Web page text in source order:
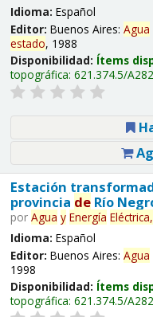
Idioma: Español
Editor: Buenos Aires: Agua
estado, 1988
Disponibilidad: Ítems
topográfica: 621.374.5/
Estación
provincia deRío
por Agua y Energía Eléctrica,
Idioma: Español
Editor: Buenos Aires: Agua
1998
Disponibilidad: Ítems
topográfica: 621.374.5/